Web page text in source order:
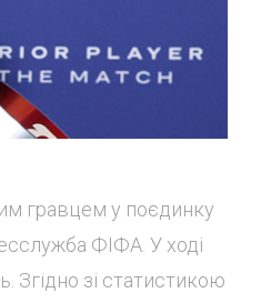
гравцем у поєдинку
ФІФА. У ході
Згідно зі статистикою